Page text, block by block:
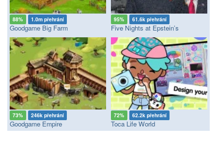
88% 1.0m přehrání
Goodgame Big Farm
95% 61.6k přehrání
Five Nights at Epstein’s
73% 246k přehrání
Goodgame Empire
72% 62.2k přehrání
Toca Life World